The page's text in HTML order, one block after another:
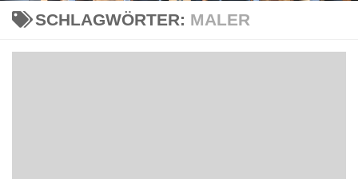
SCHLAGWÖRTER: MALER